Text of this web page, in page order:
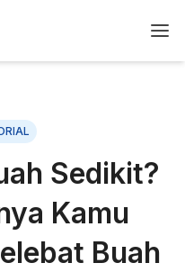
Sedikit?
Kamu
Buah